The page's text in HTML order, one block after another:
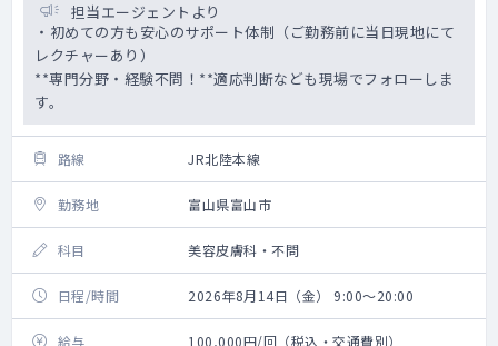
担当エージェントより
・初めての方も安心のサポート体制（ご勤務前に当日現地にて
レクチャーあり）
**専門分野・経験不問！**適応判断なども現場でフォローしま
す。
路線 JR北陸本線
勤務地 富山県富山市
科目 美容皮膚科・不問
日程/時間 2026年8月14日（金） 9:00～20:00
給与 100,000円/回（税込・交通費別）